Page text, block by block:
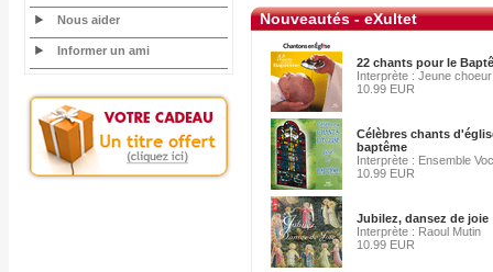
Nous aider
Informer un ami
Nouveautés - eXultet
22 chants pour le
Interprète : Jeune
10.99 EUR
Célèbres chants
baptême
Interprète : Ensemble
10.99 EUR
Jubilez, dansez de joie
Interprète : Raoul Mutin
10.99 EUR